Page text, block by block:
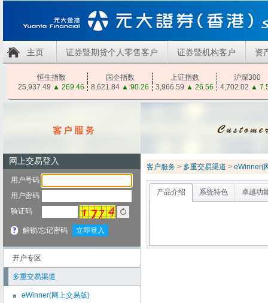
主页 证券暨期货个人零售客户 证券暨机构客户 资
恒生指数 国企指数 上证指数
沪深300
25,937.49 ▲ 269.46 8,621.84 ▲ 90.26 3,966.59 ▲ 26.56 4,702.02 ▲
开户专区
多重交易渠道
eWinner(网上交易版)
客户服务 > 多重交易渠道 > eWinner(
产品介绍 系统特色 卓越功